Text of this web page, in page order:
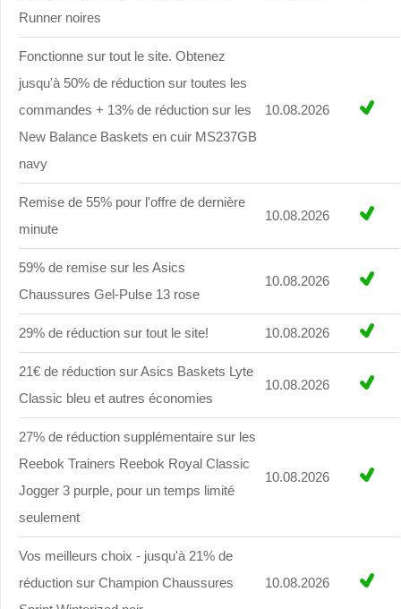
Runner noires
Fonctionne sur tout le site. Obtenez
jusqu'à 50% de réduction sur toutes les
commandes + 13% de réduction sur les
New Balance Baskets en cuir MS237GB
navy
10.08.2026
Remise de 55% pour l'offre de dernière
minute
10.08.2026
59% de remise sur les Asics
Chaussures Gel-Pulse 13 rose
10.08.2026
29% de réduction sur tout le site! 10.08.2026
21€ de réduction sur Asics Baskets Lyte
Classic bleu et autres économies
10.08.2026
27% de réduction supplémentaire sur les
Reebok Trainers Reebok Royal Classic
Jogger 3 purple, pour un temps limité
seulement
10.08.2026
Vos meilleurs choix - jusqu'à 21% de
réduction sur Champion Chaussures
10.08.2026